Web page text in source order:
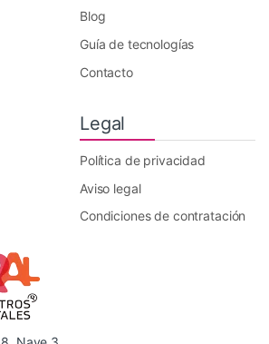
Blog
Guía de tecnologías
Contacto
Legal
Política de privacidad
Aviso legal
Condiciones de contratación